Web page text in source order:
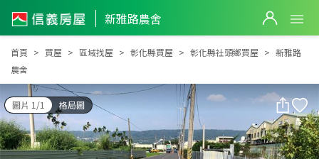
新雅路農舍
新雅路農舍
首頁 買屋 區域找屋 彰化縣買屋 彰化縣社頭鄉買屋
新雅路
農舍
圖片 1/1 格局圖